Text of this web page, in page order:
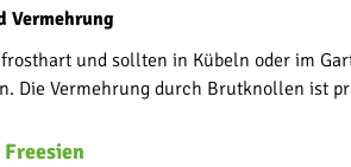
Vermehrung
und sollten in Kübeln oder im
Die Vermehrung durch Brutknollen ist